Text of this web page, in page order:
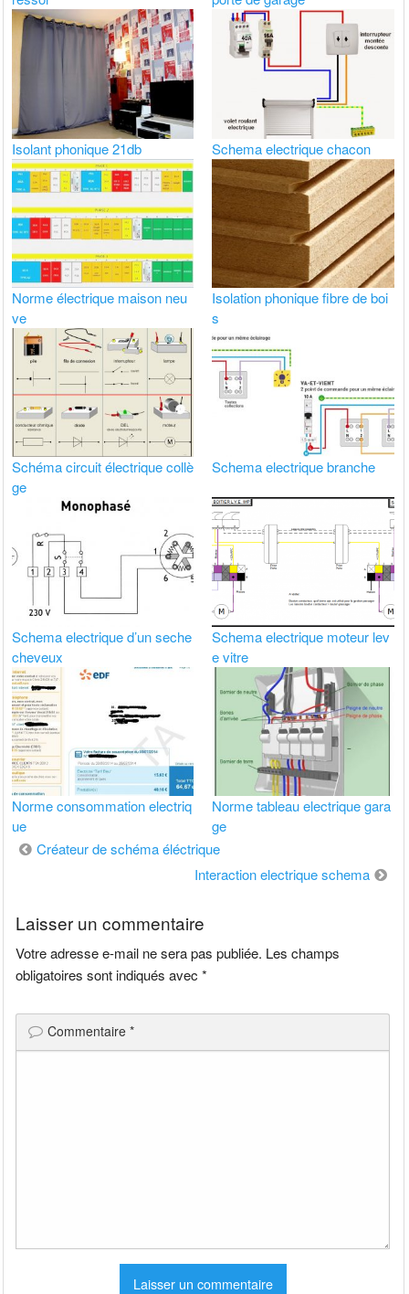
Isolant phonique 21db Schema electrique chacon
Norme électrique maison neu
ve
Isolation phonique fibre de boi
s
Schéma circuit électrique collè
ge
Schema electrique branche
Schema electrique d’un seche
cheveux
Schema electrique moteur lev
e vitre
Norme consommation electriq
ue
Norme tableau electrique gara
ge
Navigation
Créateur de schéma éléctrique
Interaction electrique schema
Laisser un commentaire
Votre adresse e-mail ne sera pas publiée. Les champs
obligatoires sont indiqués avec*
Commentaire*